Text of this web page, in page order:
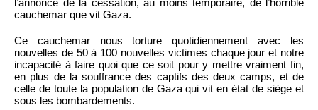
cauchemar que vit Gaza.
Ce cauchemar nous torture quotidiennement avec les
nouvelles de 50 à 100 nouvelles victimes chaque jour et notre
incapacité à faire quoi que ce soit pour y mettre vraiment fin,
en plus de la souffrance des captifs des deux camps, et de
celle de toute la population de Gaza qui vit en état de siège et
sous les bombardements.